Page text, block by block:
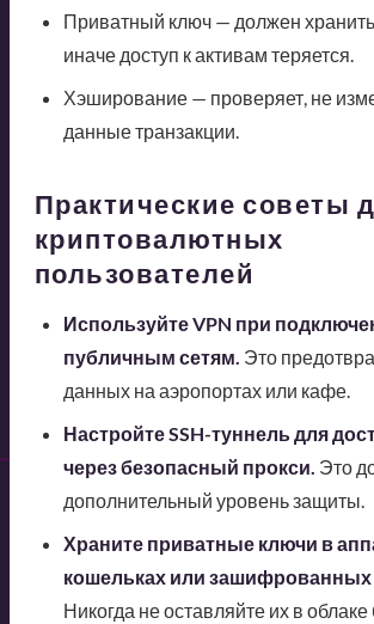
Приватный ключ — должен
иначе доступ к активам теряется.
Хэширование — проверяет, не
данные транзакции.
Практические советы
криптовалютных
пользователей
Используйте VPN при
публичным сетям. Это
данных на аэропортах или кафе.
Настройте SSH-туннель для
через безопасный прокси. Это
дополнительный уровень защиты.
Храните приватные ключи в
кошельках или
Никогда не оставляйте их в облаке